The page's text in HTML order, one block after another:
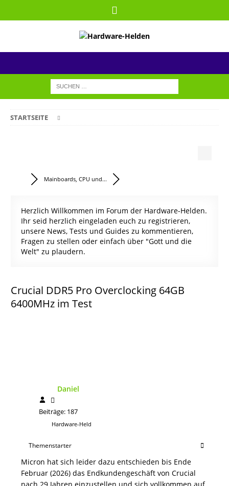
STARTSEITE
Mainboards, CPU und...
Herzlich Willkommen im Forum der Hardware-Helden.
Ihr seid herzlich eingeladen euch zu registrieren,
unsere News, Tests und Guides zu kommentieren,
Fragen zu stellen oder einfach über "Gott und die
Welt" zu plaudern.
Crucial DDR5 Pro Overclocking 64GB
6400MHz im Test
Daniel
Beiträge: 187
Hardware-Held
Themenstarter
Micron hat sich leider dazu entschieden bis Ende
Februar (2026) das Endkundengeschäft von Crucial